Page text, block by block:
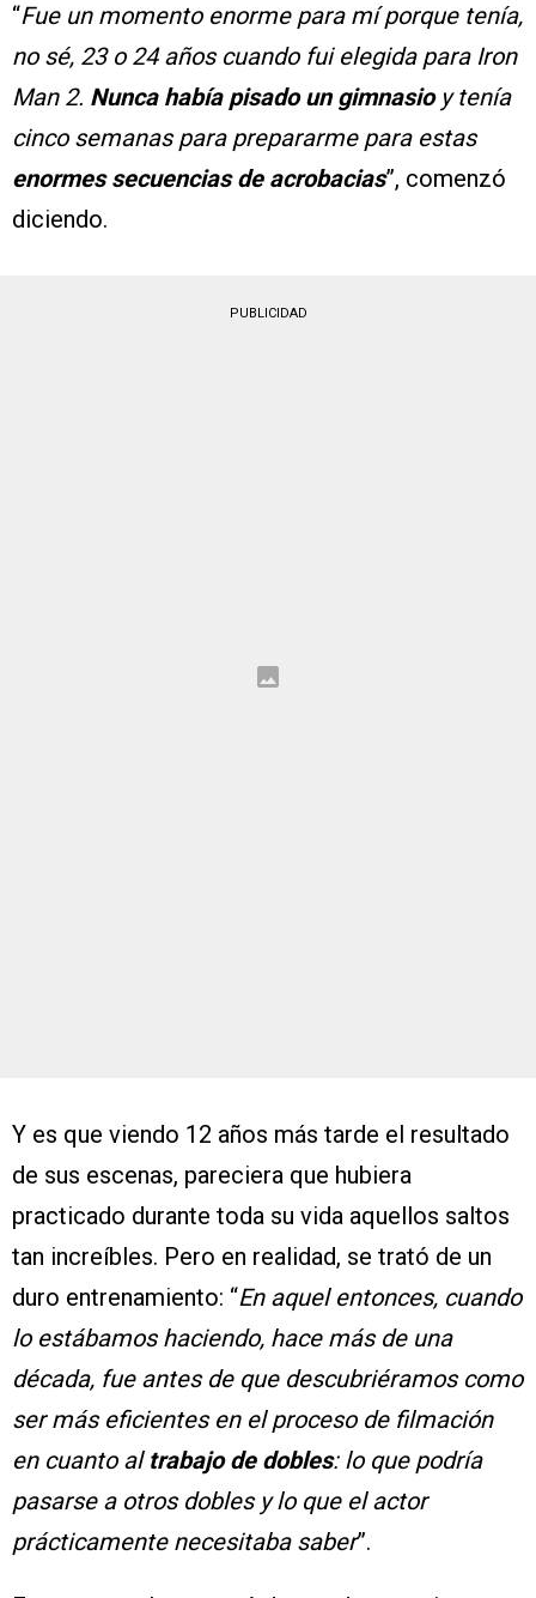
“Fue un momento enorme para mí porque tenía,
no sé, 23 o 24 años cuando fui elegida para Iron
Man 2. Nunca había pisado un gimnasioy tenía
cinco semanas para prepararme para estas
enormes secuencias de acrobacias”, comenzó
diciendo.
PUBLICIDAD
Y es que viendo 12 años más tarde el resultado
de sus escenas, pareciera que hubiera
practicado durante toda su vida aquellos saltos
tan increíbles. Pero en realidad, se trató de un
duro entrenamiento: “En aquel entonces, cuando
lo estábamos haciendo, hace más de una
década, fue antes de que descubriéramos como
ser más eficientes en el proceso de filmación
en cuanto altrabajo de dobles: lo que podría
pasarse a otros dobles y lo que el actor
prácticamente necesitaba saber”.